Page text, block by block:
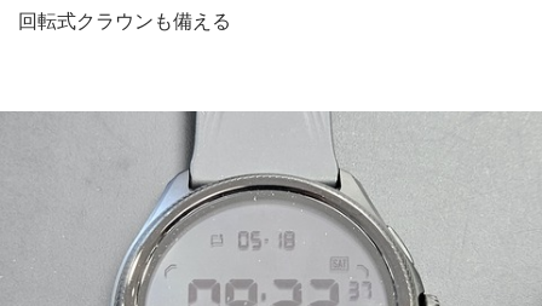
回転式クラウンも備える